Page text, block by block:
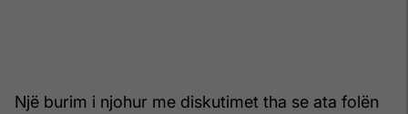
Një burim i njohur me diskutimet tha se ata folën